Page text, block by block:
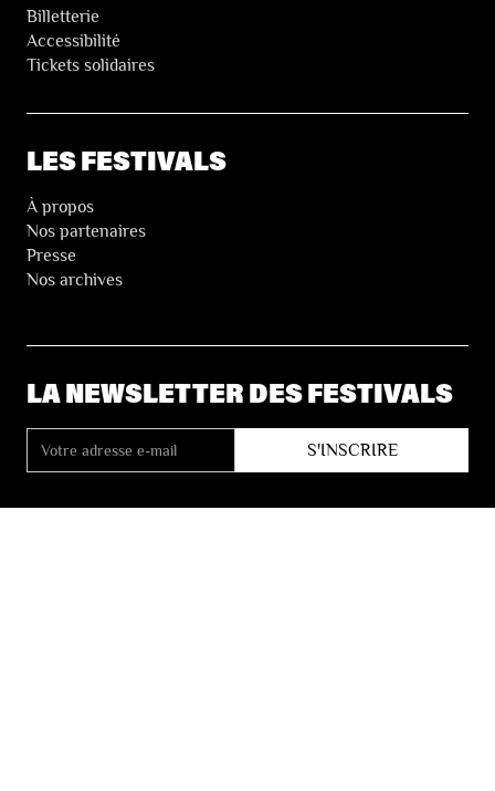
Billetterie
Accessibilité
Tickets solidaires
LES FESTIVALS
À propos
Nos partenaires
Presse
Nos archives
LA NEWSLETTER DES FESTIVALS